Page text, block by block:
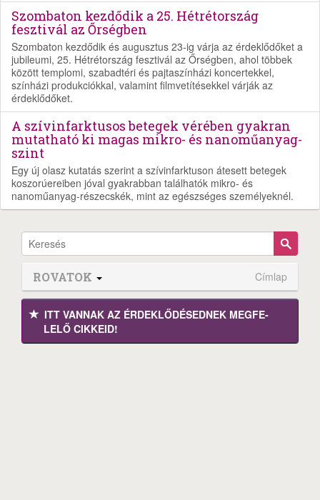
Szombaton kezdődik a 25. Hétrétország
fesztivál az Őrségben
Szombaton kezdődik és augusztus 23-ig várja az érdeklődőket a
jubileumi, 25. Hétrétország fesztivál az Őrségben, ahol többek
között templomi, szabadtéri és pajtaszínházi koncertekkel,
színházi produkciókkal, valamint filmvetítésekkel várják az
érdeklődőket.
A szívinfarktusos betegek vérében gyakran
mutatható ki magas mikro- és nanoműanyag-
szint
Egy új olasz kutatás szerint a szívinfarktuson átesett betegek
koszorúereiben jóval gyakrabban találhatók mikro- és
nanoműanyag-részecskék, mint az egészséges személyeknél.
ROVATOK Címlap
ITT VANNAK AZ ÉRDEK­LŐDÉ­SEDNEK MEGFE­
LELŐ CIKKEID!